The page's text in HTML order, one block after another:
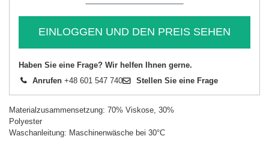
EINLOGGEN UND DEN PREIS SEHEN
Haben Sie eine Frage? Wir helfen Ihnen gerne.
Anrufen +48 601 547 740 Stellen Sie eine Frage
Materialzusammensetzung: 70% Viskose, 30%
Polyester
Waschanleitung: Maschinenwäsche bei 30°C